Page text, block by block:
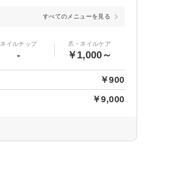
すべてのメニューを見る
ネイルチップ
-
爪・ネイルケア
￥1,000～
￥900
￥9,000